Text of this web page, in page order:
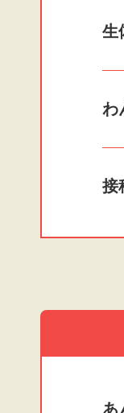
生
わ
接
あ